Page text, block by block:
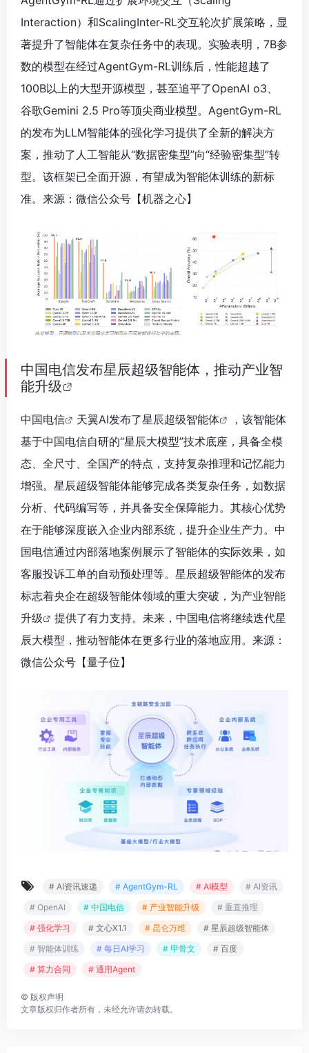
Interaction）和ScalingInter-RL交互轮次扩展策略，显
著提升了智能体在复杂任务中的表现。实验表明，7B参
数的模型在经过AgentGym-RL训练后，性能超越了
100B以上的大型开源模型，甚至追平了OpenAI o3、
谷歌Gemini 2.5 Pro等顶尖商业模型。AgentGym-RL
的发布为LLM智能体的强化学习提供了全新的解决方
案，推动了人工智能从“数据密集型”向“经验密集型”转
型。该框架已全面开源，有望成为智能体训练的新标
准。来源：微信公众号【机器之心】
中国电信发布星辰超级智能体，推动产业智
能升级
中国电信 天翼AI发布了星辰超级智能体
，该智能体
基于中国电信自研的“星辰大模型”技术底座，具备全模
态、全尺寸、全国产的特点，支持复杂推理和记忆能力
增强。星辰超级智能体能够完成各类复杂任务，如数据
分析、代码编写等，并具备安全保障能力。其核心优势
在于能够深度嵌入企业内部系统，提升企业生产力。中
国电信通过内部落地案例展示了智能体的实际效果，如
客服投诉工单的自动预处理等。星辰超级智能体的发布
标志着央企在超级智能体领域的重大突破，为产业智能
升级
提供了有力支持。未来，中国电信将继续迭代星
辰大模型，推动智能体在更多行业的落地应用。来源：
微信公众号【量子位】
# AI资讯速递 # AgentGym-RL # AI模型
# AI资讯
# OpenAI
# 中国电信 # 产业智能升级
# 垂直推理
# 强化学习
# 文心X1.1 # 昆仑万维
# 星辰超级智能体
# 智能体训练
# 每日AI学习 # 甲骨文
# 百度
# 算力合同
# 通用Agent
© 版权声明
文章版权归作者所有，未经允许请勿转载。